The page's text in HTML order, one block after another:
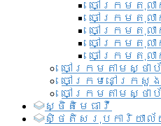
ចៅក្រមតុល
ចៅក្រមតុលា
ចៅក្រមតុល
ចៅក្រមតុល
ចៅក្រមតុលា
ចៅក្រមតាមស្ថា
ចៅក្រមនៅក្រសួ
ចៅក្រមតាមស្ថា
ស្ថិតិមេធាវី
សិ្ថតិសរុបការិយាល័